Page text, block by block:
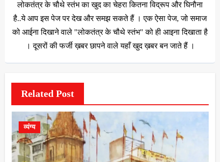
लोकतंत्र के चौथे स्तंभ का खुद का चेहरा कितना विद्रूप और घिनौना
है..ये आप इस पेज पर देख और समझ सकते हैं । एक ऐसा पेज, जो समाज
को आईना दिखाने वाले "लोकतंत्र के चौथे स्तंभ" को ही आइना दिखाता है
। दूसरों की फर्जी ख़बर छापने वाले यहाँ खुद ख़बर बन जाते हैं ।
Related Post
व्यंग्य